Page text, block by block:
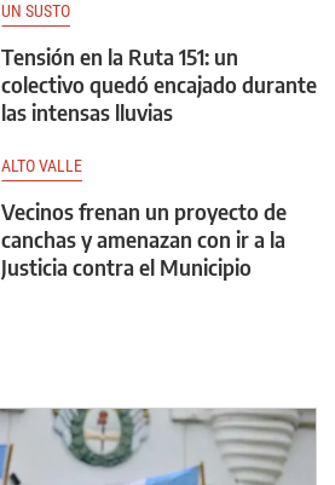
UN SUSTO
Tensión en la Ruta 151: un
colectivo quedó encajado durante
las intensas lluvias
ALTO VALLE
Vecinos frenan un proyecto de
canchas y amenazan con ir a la
Justicia contra el Municipio